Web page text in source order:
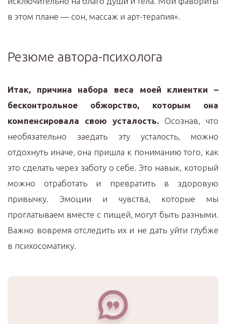
в этом плане — сон, массаж и арт-терапия».
Резюме автора-психолога
Итак, причина набора веса моей клиентки –
бесконтрольное обжорство, которым она
компенсировала свою усталость. Осознав, что
необязательно заедать эту усталость, можно
отдохнуть иначе, она пришла к пониманию того, как
это сделать через заботу о себе. Это навык, который
можно отработать и превратить в здоровую
привычку. Эмоции и чувства, которые мы
проглатываем вместе с пищей, могут быть разными.
Важно вовремя отследить их и не дать уйти глубже
в психосоматику.